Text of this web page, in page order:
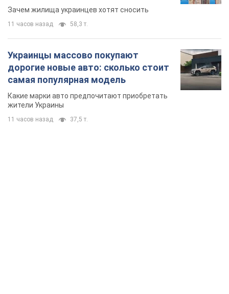
сносе домов
Зачем жилища украинцев хотят сносить
11 часов назад 58,3 т.
Украинцы массово покупают
дорогие новые авто: сколько стоит
самая популярная модель
Какие марки авто предпочитают приобретать
жители Украины
11 часов назад 37,5 т.